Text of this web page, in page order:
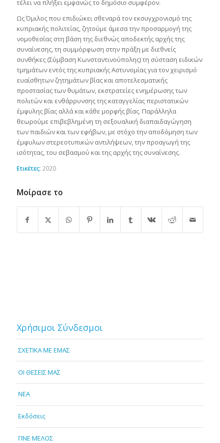
τέλει να πλήξει εμφανώς το δημόσιο συμφέρον.
Ως Όμιλος που επιδιώκει σθεναρά τον εκσυγχρονισμό της
κυπριακής πολιτείας, ζητούμε άμεσα την προσαρμογή της
νομοθεσίας στη βάση της διεθνώς αποδεκτής αρχής της
συναίνεσης, τη συμμόρφωση στην πράξη με διεθνείς
συνθήκες (Σύμβαση Κωνσταντινούπολης) τη σύσταση ειδικών
τμημάτων εντός της κυπριακής Αστυνομίας για τον χειρισμό
ευαίσθητων ζητημάτων βίας και αποτελεσματικής
προστασίας των θυμάτων, εκστρατείες ενημέρωσης των
πολιτών και ενθάρρυνσης της καταγγελίας περιστατικών
έμφυλης βίας αλλά και κάθε μορφής βίας. Παράλληλα
θεωρούμε επιβεβλημένη τη σεξουαλική διαπαιδαγώγηση
των παιδιών και των εφήβων, με στόχο την αποδόμηση των
έμφυλων στερεοτυπικών αντιλήψεων, την προαγωγή της
ισότητας, του σεβασμού και της αρχής της συναίνεσης.
Ετικέτες: 2020
Μοίρασε το
Χρήσιμοι Σύνδεσμοι
ΣΧΕΤΙΚΑ ΜΕ ΕΜΑΣ
OI ΘΕΣΕΙΣ ΜΑΣ
NEA
Εκδόσεις
ΓΙΝΕ ΜΕΛΟΣ